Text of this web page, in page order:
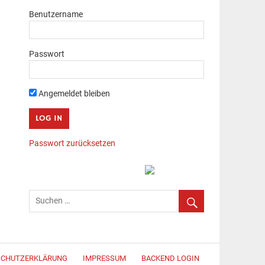
Benutzername
Passwort
Angemeldet bleiben
Passwort zurücksetzen
IMPRESSUM BACKEND LOGIN